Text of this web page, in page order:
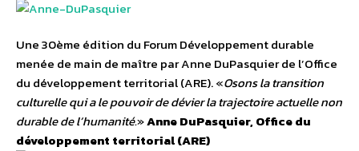
Une 30ème édition du Forum Développement durable
menée de main de maître par Anne DuPasquier de l’Office
du développement territorial (ARE). «Osons la transition
culturelle qui a le pouvoir de dévier la trajectoire actuelle non
durable de l’humanité.»Anne DuPasquier, Office du
développement territorial (ARE)